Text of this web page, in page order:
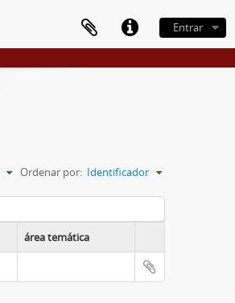
Entrar
Ordenar por: Identificador
área temática